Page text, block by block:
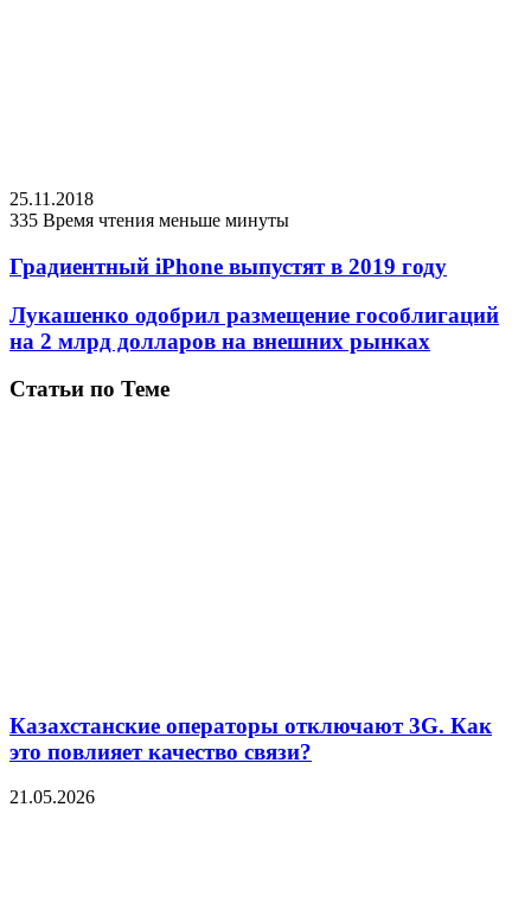
25.11.2018
335 Время чтения меньше минуты
Градиентный iPhone выпустят в 2019 году
Лукашенко одобрил размещение гособлигаций
на 2 млрд долларов на внешних рынках
Статьи по Теме
Казахстанские операторы отключают 3G. Как
это повлияет качество связи?
21.05.2026